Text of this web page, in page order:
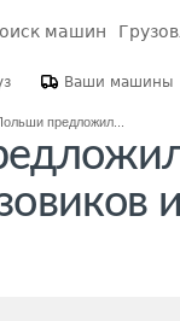
машин
Ваши машины
предложил...